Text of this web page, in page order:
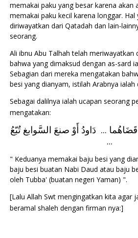
memakai paku yang besar karena akan
memakai paku kecil karena longgar. Hal
diriwayatkan dari Qatadah dan lain-
seorang.
Ali ibnu Abu Talhah telah meriwayatkan
bahwa yang dimaksud dengan as-sard
Sebagian dari mereka mengatakan
besi yang dianyam, istilah Arabnya ialah
Sebagai dalilnya ialah ucapan seorang
mengatakan:
... دَاودُ أَوْ صنعَ السَّوابغ تُبّعُ
...
" Keduanya memakai baju besi yang
baju besi buatan Nabi Daud atau baju
oleh Tubba' (buatan negeri Yaman) ".
[Lalu Allah Swt mengingatkan kita agar
beramal shaleh dengan firman nya:]